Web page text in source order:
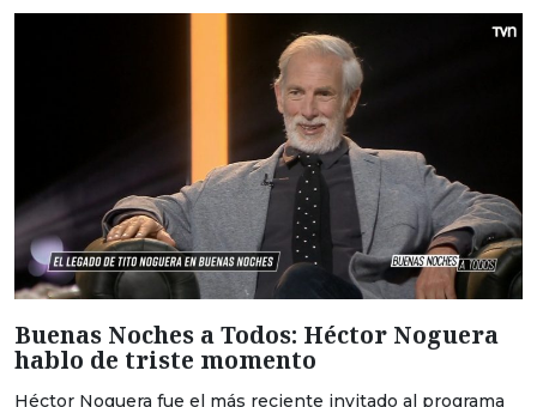
Buenas Noches a Todos: Héctor Noguera
hablo de triste momento
Héctor Noguera fue el más reciente invitado al programa